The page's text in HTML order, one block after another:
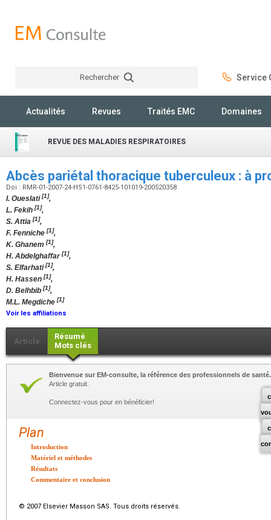
Rechercher Service
Actualités Revues Traités EMC Domaines
REVUE DES MALADIES RESPIRATOIRES
Abcès pariétal thoracique tuberculeux : à
Doi : RMR-01-2007-24-HS1-0761-8425-101019-200520358
I. Oueslati[1],
L. Fekih [1],
S. Attia [1],
F. Fenniche [1],
K. Ghanem [1],
H. Abdelghaffar[1],
S. Elfarhati[1],
H. Hassen [1],
D. Belhbib [1],
M.L. Megdiche [1]
Voir les affiliations
Article
Résumé
Mots clés
Bienvenue sur EM-consulte, la référence des professionnels de santé.
Article gratuit.
Connectez-vous pour en bénéficier!
Plan
Introduction
Matériel et méthodes
Résultats
Commentaire et conclusion
© 2007 Elsevier Masson SAS. Tous droits réservés.